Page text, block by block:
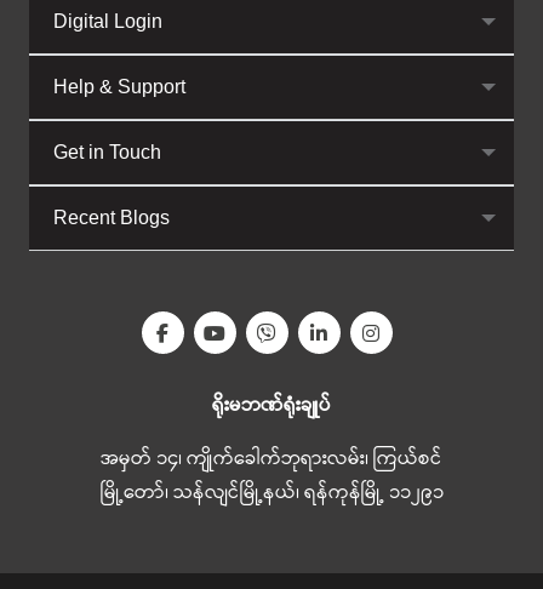
Digital Login
Help & Support
Get in Touch
Recent Blogs
ရိုးမဘဏ်ရုံးချုပ်
အမှတ် ၁၄၊ ကျိုက်ခေါက်ဘုရားလမ်း၊ ကြယ်စင်
မြို့တော်၊ သန်လျင်မြို့နယ်၊ ရန်ကုန်မြို့ ၁၁၂၉၁